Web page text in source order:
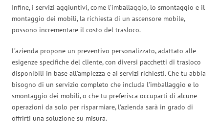
Infine, i servizi aggiuntivi, come l’imballaggio, lo smontaggio e il
montaggio dei mobili, la richiesta di un ascensore mobile,
possono incrementare il costo del trasloco.
L’azienda propone un preventivo personalizzato, adattato alle
esigenze specifiche del cliente, con diversi pacchetti di trasloco
disponibili in base all’ampiezza e ai servizi richiesti. Che tu abbia
bisogno di un servizio completo che includa l’imballaggio e lo
smontaggio dei mobili, o che tu preferisca occuparti di alcune
operazioni da solo per risparmiare, l’azienda sarà in grado di
offrirti una soluzione su misura.